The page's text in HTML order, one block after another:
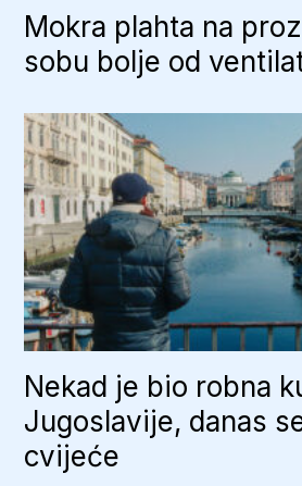
Mokra plahta na
sobu bolje od
Nekad je bio robna
Jugoslavije, danas
cvijeće